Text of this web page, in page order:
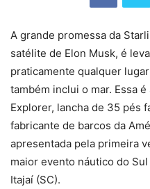
A grande promessa da
satélite de Elon Musk, é
praticamente qualquer
também inclui o mar. Essa
Explorer, lancha de 35 pés
fabricante de barcos da
apresentada pela primeira
maior evento náutico do
Itajaí (SC).